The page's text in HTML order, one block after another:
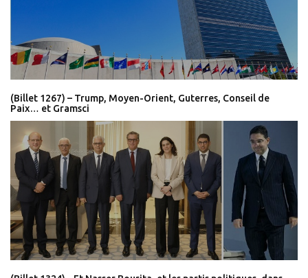
(Billet 1267) – Trump, Moyen-Orient, Guterres, Conseil de
Paix… et Gramsci